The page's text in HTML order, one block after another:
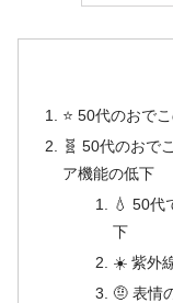
⭐ 50代のおで
🧬 50代のおで
ア機能の低下
💧 50代
下
☀️ 紫外
🤨 表情